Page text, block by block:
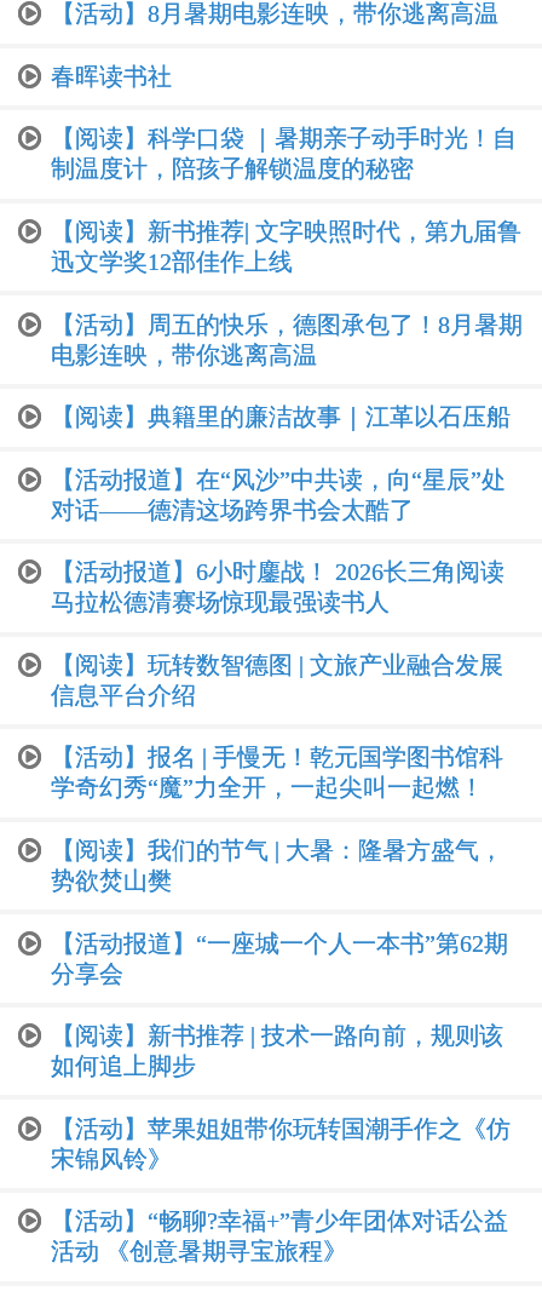
【活动】8月暑期电影连映，带你逃离高温
春晖读书社
【阅读】科学口袋 ｜暑期亲子动手时光！自
制温度计，陪孩子解锁温度的秘密
【阅读】新书推荐| 文字映照时代，第九届鲁
迅文学奖12部佳作上线
【活动】周五的快乐，德图承包了！8月暑期
电影连映，带你逃离高温
【阅读】典籍里的廉洁故事｜江革以石压船
【活动报道】在“风沙”中共读，向“星辰”处
对话——德清这场跨界书会太酷了
【活动报道】6小时鏖战！ 2026长三角阅读
马拉松德清赛场惊现最强读书人
【阅读】玩转数智德图 | 文旅产业融合发展
信息平台介绍
【活动】报名 | 手慢无！乾元国学图书馆科
学奇幻秀“魔”力全开，一起尖叫一起燃！
【阅读】我们的节气 | 大暑：隆暑方盛气，
势欲焚山樊
【活动报道】“一座城一个人一本书”第62期
分享会
【阅读】新书推荐 | 技术一路向前，规则该
如何追上脚步
【活动】苹果姐姐带你玩转国潮手作之《仿
宋锦风铃》
【活动】“畅聊?幸福+”青少年团体对话公益
活动 《创意暑期寻宝旅程》